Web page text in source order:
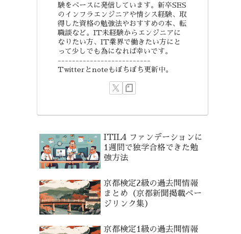
験をベースに発信しています。新卒SES
のインフラエンジニアや情シス経験、取
得した資格の勉強法やおすすめの本、転
職談など。IT未経験からエンジニアに
なりたい方、IT業界で働きたい方にと
って少しでも為になれば幸いです。
--------------------------
Twitterとnoteもぼちぼち更新中。
ITIL4 ファンデーションに
1週間で独学合格できた勉
強方法
京都検定2級の過去問情報
まとめ（京都新聞掲載ペー
ジリンク集）
京都検定1級の過去問情報